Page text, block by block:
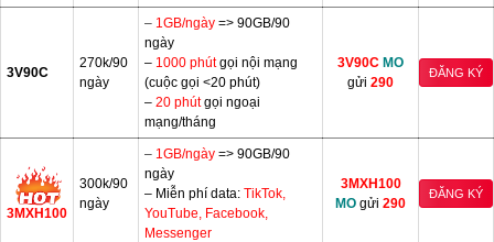
3V90C
270k/90
ngày
– 1GB/ngày => 90GB/90
ngày
– 1000 phútgọi nội mạng
(cuộc gọi <20 phút)
– 20 phútgọi ngoại
mạng/tháng
3V90C MO
gửi 290
ĐĂNG KÝ
3MXH100
300k/90
ngày
– 1GB/ngày => 90GB/90
ngày
– Miễn phí data: TikTok,
YouTube, Facebook,
Messenger
3MXH100
MO gửi 290
ĐĂNG KÝ